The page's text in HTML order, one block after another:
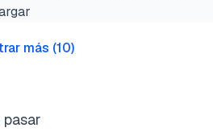
más (10)